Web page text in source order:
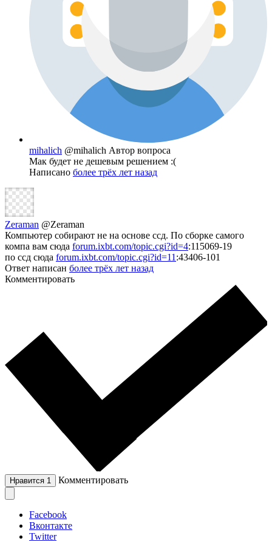
mihalich @mihalich Автор вопроса
Мак будет не дешевым решением :(
Написано более трёх лет назад
Zeraman @Zeraman
Компьютер собирают не на основе ссд. По сборке самого
компа вам сюда forum.ixbt.com/topic.cgi?id=4:115069-19
по ссд сюда forum.ixbt.com/topic.cgi?id=11 :43406-101
Ответ написан более трёх лет назад
Комментировать
Нравится 1 Комментировать
Facebook
Вконтакте
Twitter